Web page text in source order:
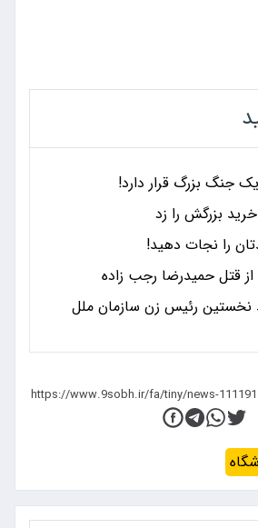
یک جنگ بزرگ قرار دارد!
بزرگش را زد
را نجات دهید!
قتل حمیدرضا رجب زاده
نخستین رئیس زن سازمان ملل